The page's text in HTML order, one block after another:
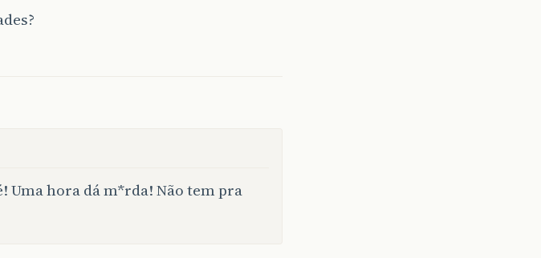
Uma hora dá m*rda! Não tem pra